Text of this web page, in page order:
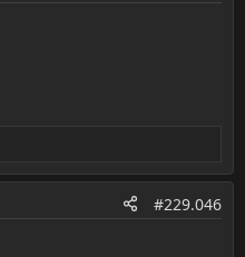
#229.046